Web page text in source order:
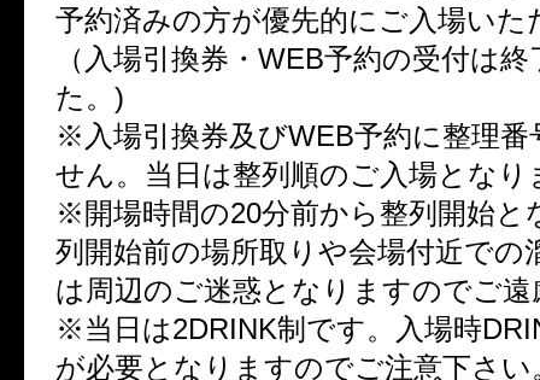
予約済みの方が優先的にご入場いた
（入場引換券・WEB予約の受付は
た。)
※入場引換券及びWEB予約に整理番
せん。当日は整列順のご入場となり
※開場時間の20分前から整列開始と
列開始前の場所取りや会場付近での
は周辺のご迷惑となりますのでご遠
※当日は2DRINK制です。入場時
が必要となりますのでご注意下さい